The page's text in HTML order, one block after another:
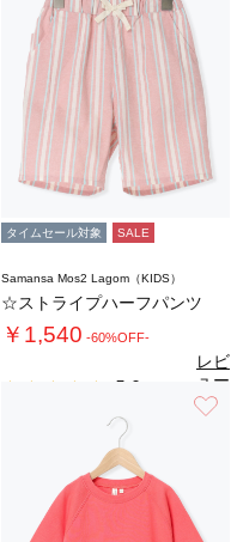
タイムセール対象 SALE
Samansa Mos2 Lagom（KIDS）
☆ストライプハーフパンツ
￥1,540 -60%OFF-
5.0
レビ
ュー
を見
る